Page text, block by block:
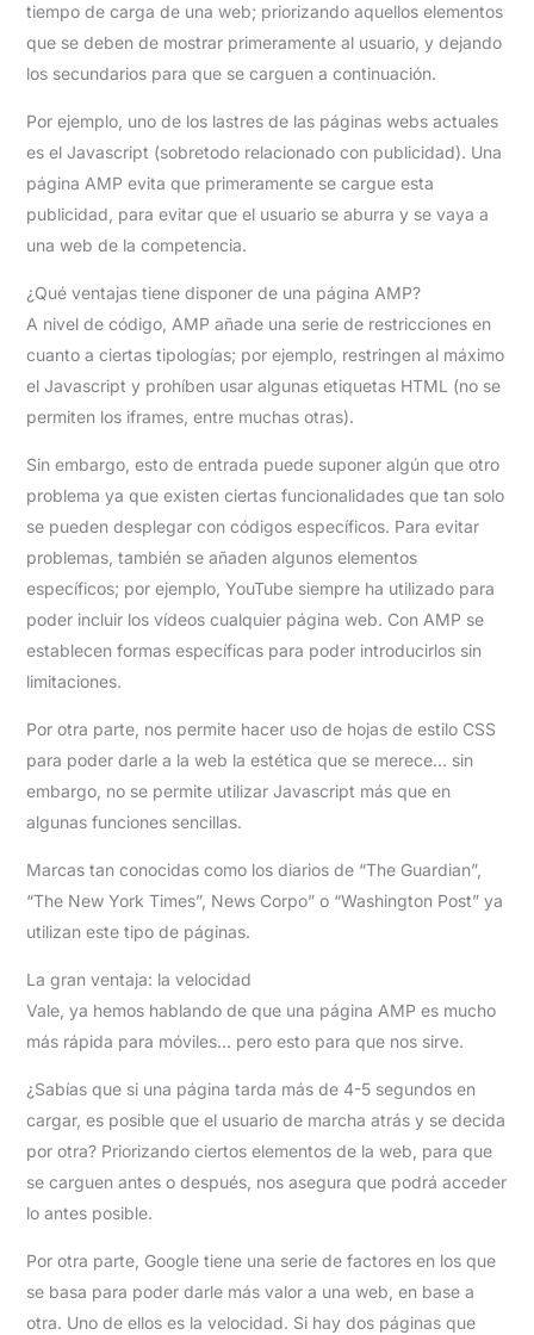
tiempo de carga de una web; priorizando aquellos elementos
que se deben de mostrar primeramente al usuario, y dejando
los secundarios para que se carguen a continuación.
Por ejemplo, uno de los lastres de las páginas webs actuales
es el Javascript (sobretodo relacionado con publicidad). Una
página AMP evita que primeramente se cargue esta
publicidad, para evitar que el usuario se aburra y se vaya a
una web de la competencia.
¿Qué ventajas tiene disponer de una página AMP?
A nivel de código, AMP añade una serie de restricciones en
cuanto a ciertas tipologías; por ejemplo, restringen al máximo
el Javascript y prohíben usar algunas etiquetas HTML (no se
permiten los iframes, entre muchas otras).
Sin embargo, esto de entrada puede suponer algún que otro
problema ya que existen ciertas funcionalidades que tan solo
se pueden desplegar con códigos específicos. Para evitar
problemas, también se añaden algunos elementos
específicos; por ejemplo, YouTube siempre ha utilizado para
poder incluir los vídeos cualquier página web. Con AMP se
establecen formas específicas para poder introducirlos sin
limitaciones.
Por otra parte, nos permite hacer uso de hojas de estilo CSS
para poder darle a la web la estética que se merece… sin
embargo, no se permite utilizar Javascript más que en
algunas funciones sencillas.
Marcas tan conocidas como los diarios de “The Guardian”,
“The New York Times”, News Corpo” o “Washington Post” ya
utilizan este tipo de páginas.
La gran ventaja: la velocidad
Vale, ya hemos hablando de que una página AMP es mucho
más rápida para móviles… pero esto para que nos sirve.
¿Sabías que si una página tarda más de 4-5 segundos en
cargar, es posible que el usuario de marcha atrás y se decida
por otra? Priorizando ciertos elementos de la web, para que
se carguen antes o después, nos asegura que podrá acceder
lo antes posible.
Por otra parte, Google tiene una serie de factores en los que
se basa para poder darle más valor a una web, en base a
otra. Uno de ellos es la velocidad. Si hay dos páginas que